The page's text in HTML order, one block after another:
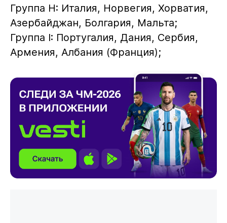
Группа H: Италия, Норвегия, Хорватия,
Азербайджан, Болгария, Мальта;
Группа I: Португалия, Дания, Сербия,
Армения, Албания (Франция);